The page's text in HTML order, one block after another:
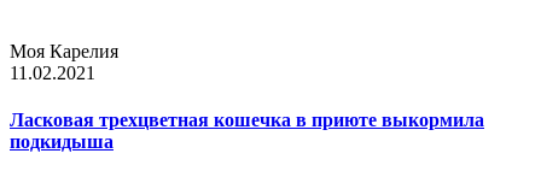
Моя Карелия
11.02.2021
Ласковая трехцветная кошечка в приюте выкормила
подкидыша